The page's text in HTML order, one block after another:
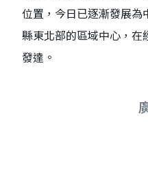
位置，今日已逐漸發展為
縣東北部的區域中心，在
發達。